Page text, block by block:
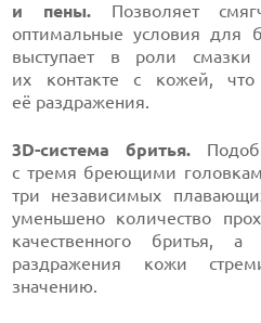
и пены. Позволяет
оптимальные условия для
выступает в роли
их контакте с кожей, что
её раздражения.
3D-система бритья.
с тремя бреющими
три независимых
уменьшено количество
качественного бритья, а
раздражения кожи
значению.